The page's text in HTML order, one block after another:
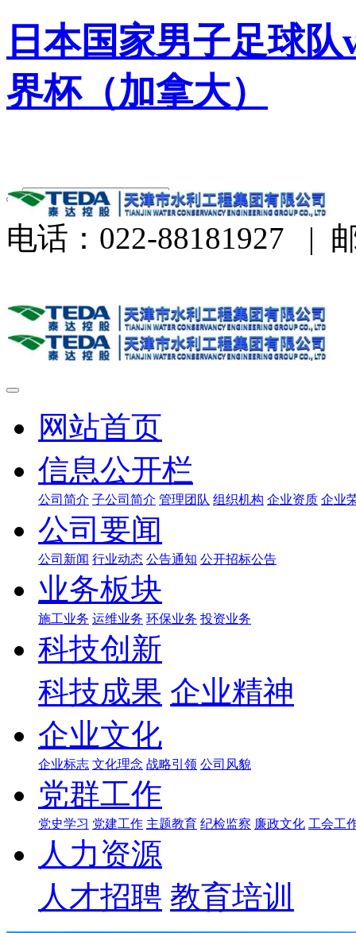
日本国家男子足球
界杯（加拿大）
电话：022-88181927 |
网站首页
信息公开栏
公司简介 子公司简介 管理团队 组织机构 企业资质 企业
公司要闻
公司新闻 行业动态 公告通知 公开招标公告
业务板块
施工业务 运维业务 环保业务 投资业务
科技创新
科技成果 企业精神
企业文化
企业标志 文化理念 战略引领 公司风貌
党群工作
党史学习 党建工作 主题教育 纪检监察 廉政文化 工会工
人力资源
人才招聘 教育培训